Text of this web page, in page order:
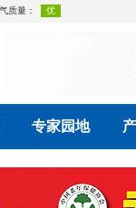
专家园地